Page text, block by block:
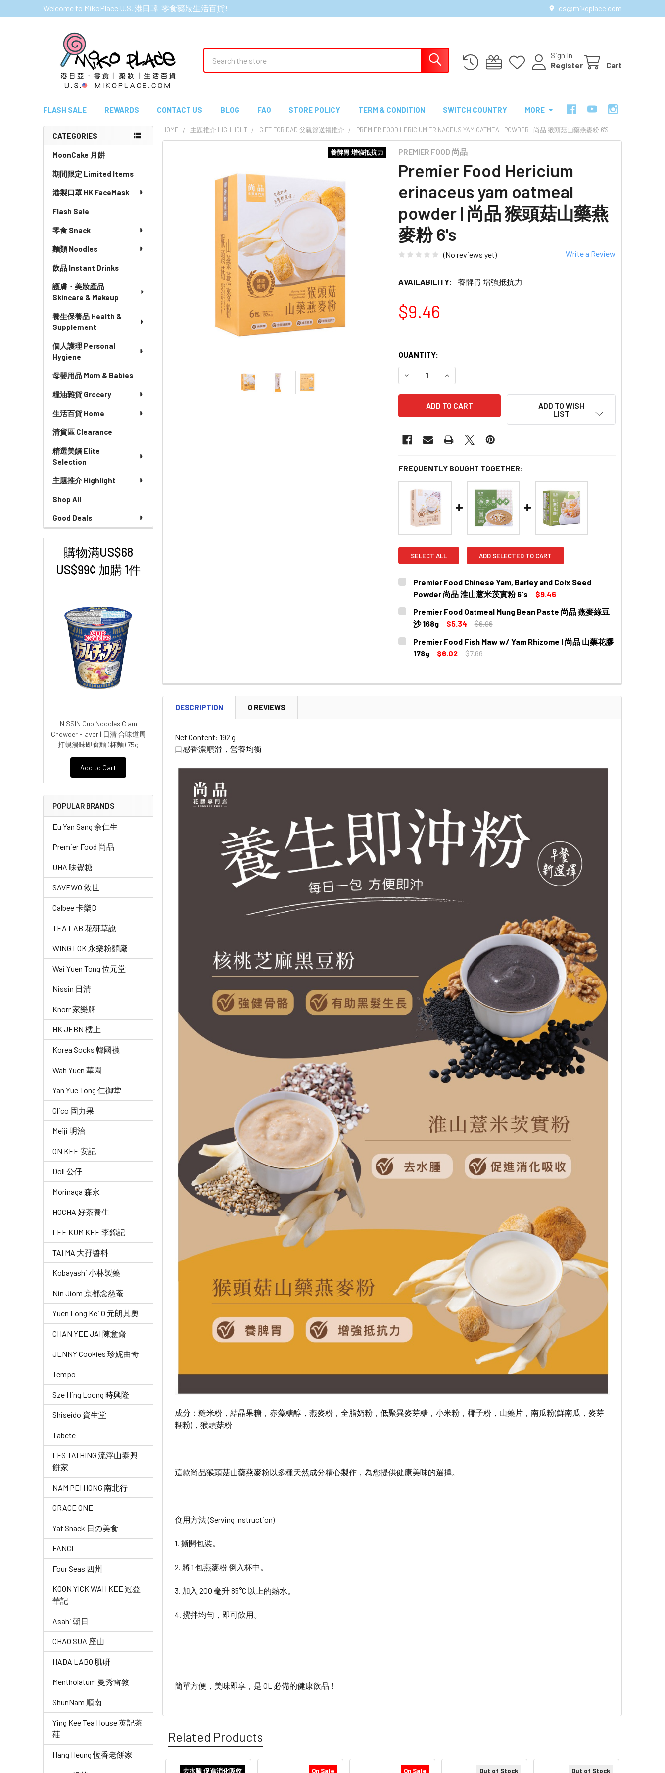
Welcome to MikoPlace U.S. 港日韓-零食藥妝生活百貨! cs@mikoplace.com
Sign In
Register
Cart
FLASH SALE REWARDS CONTACT US BLOG FAQ STORE POLICY TERM & CONDITION SWITCH COUNTRY MORE
Sidebar
CATEGORIES
MoonCake 月餅
期間限定 Limited Items
港製口罩 HK FaceMask
Flash Sale
零食 Snack
麵類 Noodles
飲品 Instant Drinks
護膚・美妝產品
Skincare & Makeup
養生保養品 Health &
Supplement
個人護理 Personal
Hygiene
母嬰用品 Mom & Babies
糧油雜貨 Grocery
生活百貨 Home
清貨區 Clearance
精選美饌 Elite
Selection
主題推介 Highlight
Shop All
Good Deals
購物滿US$68
US$99¢ 加購 1件
NISSIN Cup Noodles Clam
Chowder Flavor | 日清 合味道周
打蜆湯味即食麵 (杯麵) 75g
Add to Cart
POPULAR BRANDS
Eu Yan Sang 余仁生
Premier Food 尚品
UHA 味覺糖
SAVEWO 救世
Calbee 卡樂B
TEA LAB 花研草說
WING LOK 永樂粉麵廠
Wai Yuen Tong 位元堂
Nissin 日清
Knorr 家樂牌
HK JEBN 樓上
Korea Socks 韓國襪
Wah Yuen 華園
Yan Yue Tong 仁御堂
Glico 固力果
Meiji 明治
ON KEE 安記
Doll 公仔
Morinaga 森永
HOCHA 好茶養生
LEE KUM KEE 李錦記
TAI MA 大孖醬料
Kobayashi 小林製藥
Nin Jiom 京都念慈菴
Yuen Long Kei O 元朗其奧
CHAN YEE JAI 陳意齋
JENNY Cookies 珍妮曲奇
Tempo
Sze Hing Loong 時興隆
Shiseido 資生堂
Tabete
LFS TAI HING 流浮山泰興
餅家
NAM PEI HONG 南北行
GRACE ONE
Yat Snack 日の美食
FANCL
Four Seas 四州
KOON YICK WAH KEE 冠益
華記
Asahi 朝日
CHAO SUA 座山
HADA LABO 肌研
Mentholatum 曼秀雷敦
ShunNam 順南
Ying Kee Tea House 英記茶
莊
Hang Heung 恆香老餅家
HOME 主題推介 HIGHLIGHT GIFT FOR DAD 父親節送禮推介 PREMIER FOOD HERICIUM ERINACEUS YAM OATMEAL POWDER | 尚品 猴頭菇山藥燕麥粉 6'S
PREMIER FOOD 尚品
Premier Food Hericium
erinaceus yam oatmeal
powder | 尚品 猴頭菇山藥燕
麥粉 6's
(No reviews yet) Write a Review
AVAILABILITY: 養髀胃 增強抵抗力
養髀胃 增強抵抗力
$9.46
QUANTITY:
DECREASE QUANTITY OF PREMIER FOOD HERICIUM ERINACEUS YAM
INCREASE QUANTITY OF PREMIER FOOD HERICIUM
ADD TO WISH
LIST
FREQUENTLY BOUGHT TOGETHER:
SELECT ALL ADD SELECTED TO CART
Premier Food Chinese Yam, Barley and Coix Seed
Powder 尚品 淮山薏米茨實粉 6's
$9.46
CURRENT
STOCK:
QUANTITY:
DECREASE QUANTITY OF PREMIER FOOD CHINESE YAM, BARLEY AND
INCREASE QUANTITY OF PREMIER FOOD CHINESE YAM,
Premier Food Oatmeal Mung Bean Paste 尚品 燕麥綠豆
沙 168g
$5.34
$6.96
CURRENT
STOCK:
QUANTITY:
DECREASE QUANTITY OF PREMIER FOOD OATMEAL MUNG BEAN PASTE 尚
INCREASE QUANTITY OF PREMIER FOOD OATMEAL MUNG
Premier Food Fish Maw w/ Yam Rhizome | 尚品 山藥花膠
178g
$6.02
$7.66
DECREASE QUANTITY OF PREMIER FOOD FISH MAW W/ YAM RHIZOME | 尚品
INCREASE QUANTITY OF PREMIER FOOD FISH MAW W/ YAM
DESCRIPTION 0 REVIEWS
Net Content: 192 g
口感香濃順滑，營養均衡
成分：糙米粉，結晶果糖，赤藻糖醇，燕麥粉，全脂奶粉，低聚異麥芽糖，小米粉，椰子粉，山藥片，南瓜粉(鮮南瓜，麥芽
糊粉)，猴頭菇粉
這款尚品猴頭菇山藥燕麥粉以多種天然成分精心製作，為您提供健康美味的選擇。
食用方法 (Serving Instruction)
1. 撕開包裝。
2. 將 1 包燕麥粉 倒入杯中。
3. 加入 200 毫升 85°C 以上的熱水。
4. 攪拌均勻，即可飲用。
簡單方便，美味即享，是 OL 必備的健康飲品！
Related Products
去水腫 促進消化吸收 On Sale On Sale Out of Stock Out of Stock